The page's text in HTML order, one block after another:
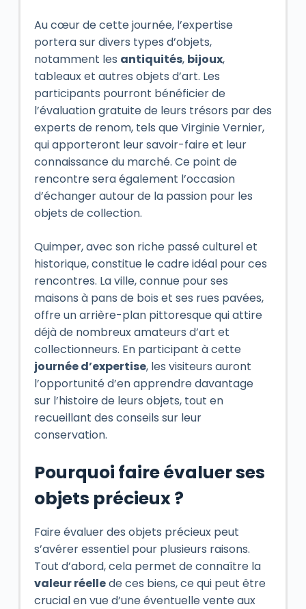
Au cœur de cette journée, l’expertise
portera sur divers types d’objets,
notamment les antiquités, bijoux,
tableaux et autres objets d’art. Les
participants pourront bénéficier de
l’évaluation gratuite de leurs trésors par des
experts de renom, tels que Virginie Vernier,
qui apporteront leur savoir-faire et leur
connaissance du marché. Ce point de
rencontre sera également l’occasion
d’échanger autour de la passion pour les
objets de collection.
Quimper, avec son riche passé culturel et
historique, constitue le cadre idéal pour ces
rencontres. La ville, connue pour ses
maisons à pans de bois et ses rues pavées,
offre un arrière-plan pittoresque qui attire
déjà de nombreux amateurs d’art et
collectionneurs. En participant à cette
journée d’expertise, les visiteurs auront
l’opportunité d’en apprendre davantage
sur l’histoire de leurs objets, tout en
recueillant des conseils sur leur
conservation.
Pourquoi faire évaluer ses
objets précieux ?
Faire évaluer des objets précieux peut
s’avérer essentiel pour plusieurs raisons.
Tout d’abord, cela permet de connaître la
valeur réellede ces biens, ce qui peut être
crucial en vue d’une éventuelle vente aux